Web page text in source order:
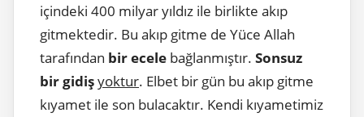
içindeki 400 milyar yıldız ile birlikte akıp
gitmektedir. Bu akıp gitme de Yüce Allah
tarafından bir ecele bağlanmıştır. Sonsuz
bir gidişyoktur. Elbet bir gün bu akıp gitme
kıyamet ile son bulacaktır. Kendi kıyametimiz